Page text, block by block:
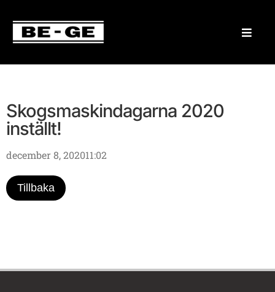
Skogsmaskindagarna 2020
inställt!
december 8, 202011:02
Tillbaka